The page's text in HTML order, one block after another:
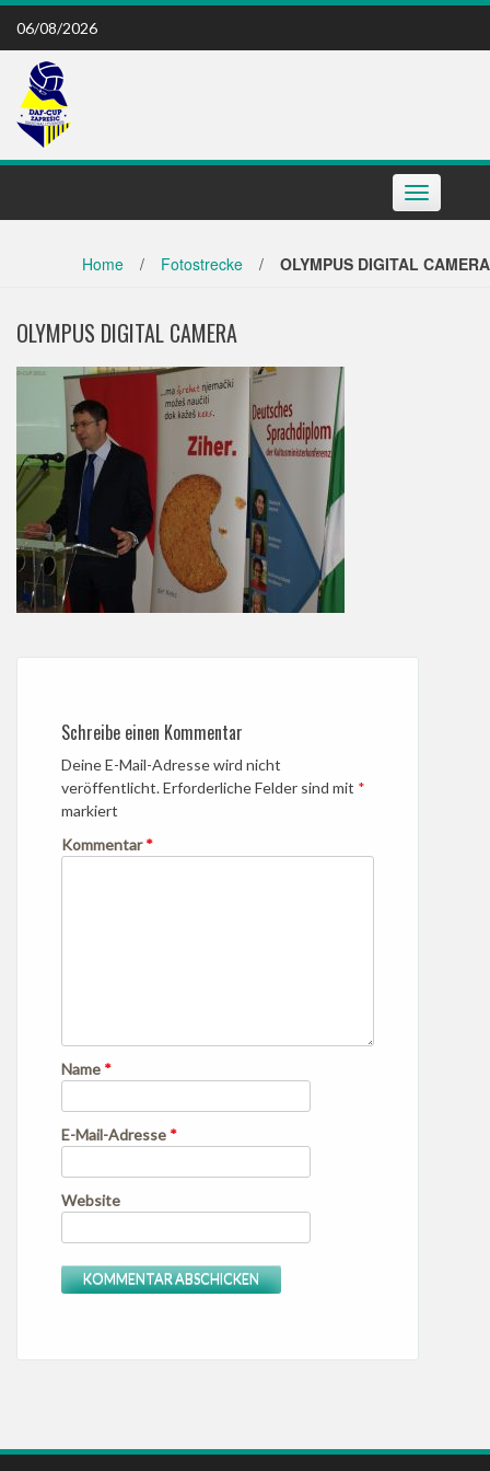
Skip
content
06/08/2026
Toggle
navigation
Home / Fotostrecke / OLYMPUS DIGITAL CAMERA
OLYMPUS DIGITAL CAMERA
Schreibe einen Kommentar
Deine E-Mail-Adresse wird nicht
veröffentlicht.Erforderliche Felder sind mit *
markiert
Kommentar*
Name *
E-Mail-Adresse *
Website